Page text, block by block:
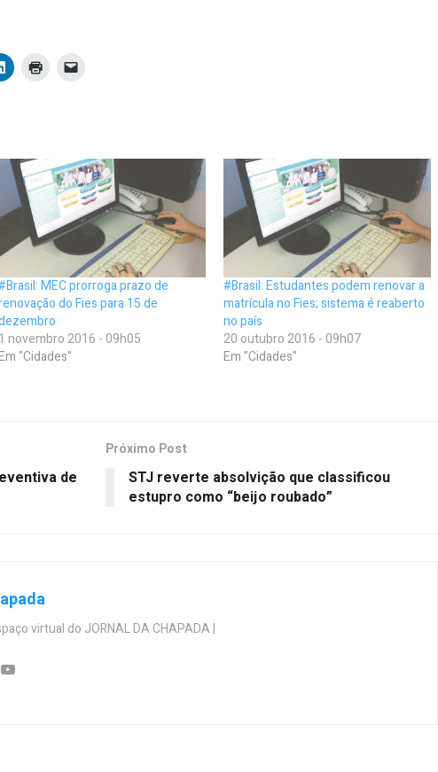
MEC prorroga prazo de
do Fies para 15 de
1 novembro 2016 - 09h05
"Cidades"
#Brasil: Estudantes podem renovar a
matrícula no Fies; sistema é reaberto
no país
20 outubro 2016 - 09h07
Em "Cidades"
de
Próximo Post
STJ reverte absolvição que classificou
estupro como “beijo roubado”
virtual do JORNAL DA CHAPADA |